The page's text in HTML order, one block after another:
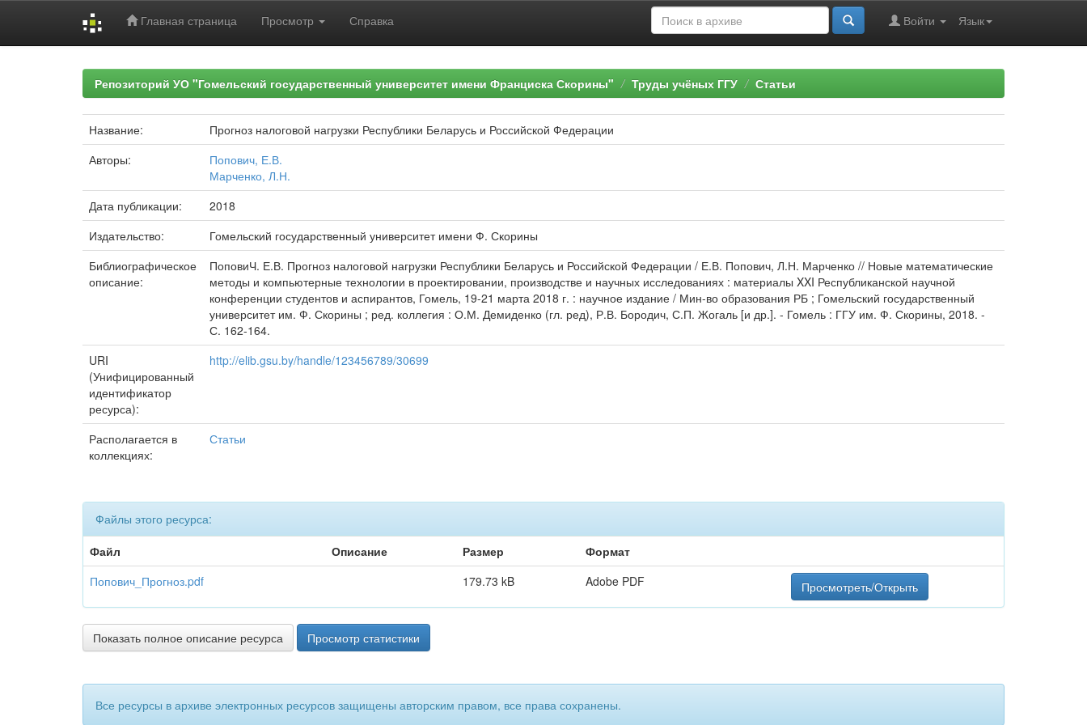
Главная страница Просмотр Справка Язык
Войти
Репозиторий УО "Гомельский государственный университет имени Франциска Скорины" Труды учёных ГГУ Статьи
Название:
Прогноз налоговой нагрузки Республики Беларусь и Российской Федерации
Авторы:
Попович, Е.В.
Марченко, Л.Н.
Дата публикации:
2018
Издательство:
Гомельский государственный университет имени Ф. Скорины
Библиографическое
описание:
ПоповиЧ. Е.В. Прогноз налоговой нагрузки Республики Беларусь и Российской Федерации / Е.В. Попович, Л.Н. Марченко // Новые математические
методы и компьютерные технологии в проектировании, производстве и научных исследованиях : материалы XXI Республиканской научной
конференции студентов и аспирантов, Гомель, 19-21 марта 2018 г. : научное издание / Мин-во образования РБ ; Гомельский государственный
университет им. Ф. Скорины ; ред. коллегия : О.М. Демиденко (гл. ред), Р.В. Бородич, С.П. Жогаль [и др.]. - Гомель : ГГУ им. Ф. Скорины, 2018. -
С. 162-164.
URI
(Унифицированный
идентификатор
ресурса):
http://elib.gsu.by/handle/123456789/30699
Располагается в
коллекциях:
Статьи
Файлы этого ресурса:
Файл
Описание Размер
Формат
Попович_Прогноз.pdf
179.73 kB Adobe PDF Просмотреть/Открыть
Показать полное описание ресурса Просмотр статистики
Все ресурсы в архиве электронных ресурсов защищены авторским правом, все права сохранены.